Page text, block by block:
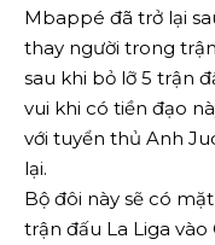
Mbappé đã trở lại
thay người trong
sau khi bỏ lỡ 5 trận
vui khi có tiền đạo
với tuyển thủ Anh
lại.
Bộ đôi này sẽ có
trận đấu La Liga